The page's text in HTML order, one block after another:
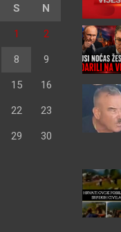
S N
1 2
8 9
15 16
22 23
29 30